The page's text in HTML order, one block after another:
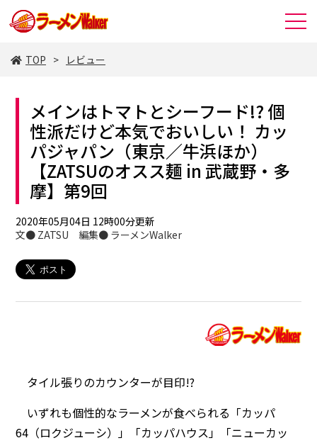
TOP レビュー
メインはトマトとシーフード!? 個
性派だけど本気でおいしい！ カッ
パジャパン（東京／牛浜ほか）
【ZATSUのオスス麺 in 武蔵野・多
摩】第9回
2020年05月04日 12時00分更新
文● ZATSU 編集● ラーメンWalker
タイル張りのカウンターが目印!?
いずれも個性的なラーメンが食べられる「カッパ
64（ロクジューシ）」「カッパハウス」「ニューカッ